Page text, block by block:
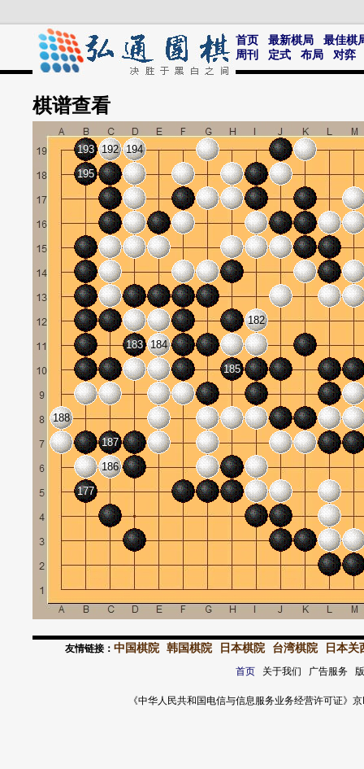
首页 最新棋局
最佳棋
周刊
定式 布局 对弈
棋谱查看
177
182
183 184
185
186
187
188
192
193
194
195
友情链接： 中国棋院 韩国棋院 日本棋院 台湾棋院 日本关
首页关于我们 广告服务
《中华人民共和国电信与信息服务业务经营许可证